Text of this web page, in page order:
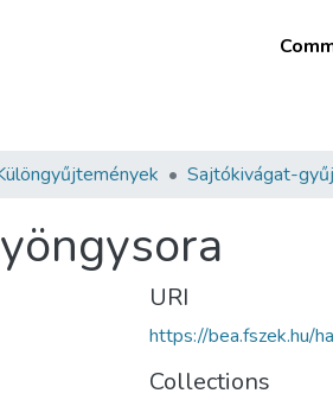
Sajtókivágat-
URI
https://bea.fszek.hu/
Collections